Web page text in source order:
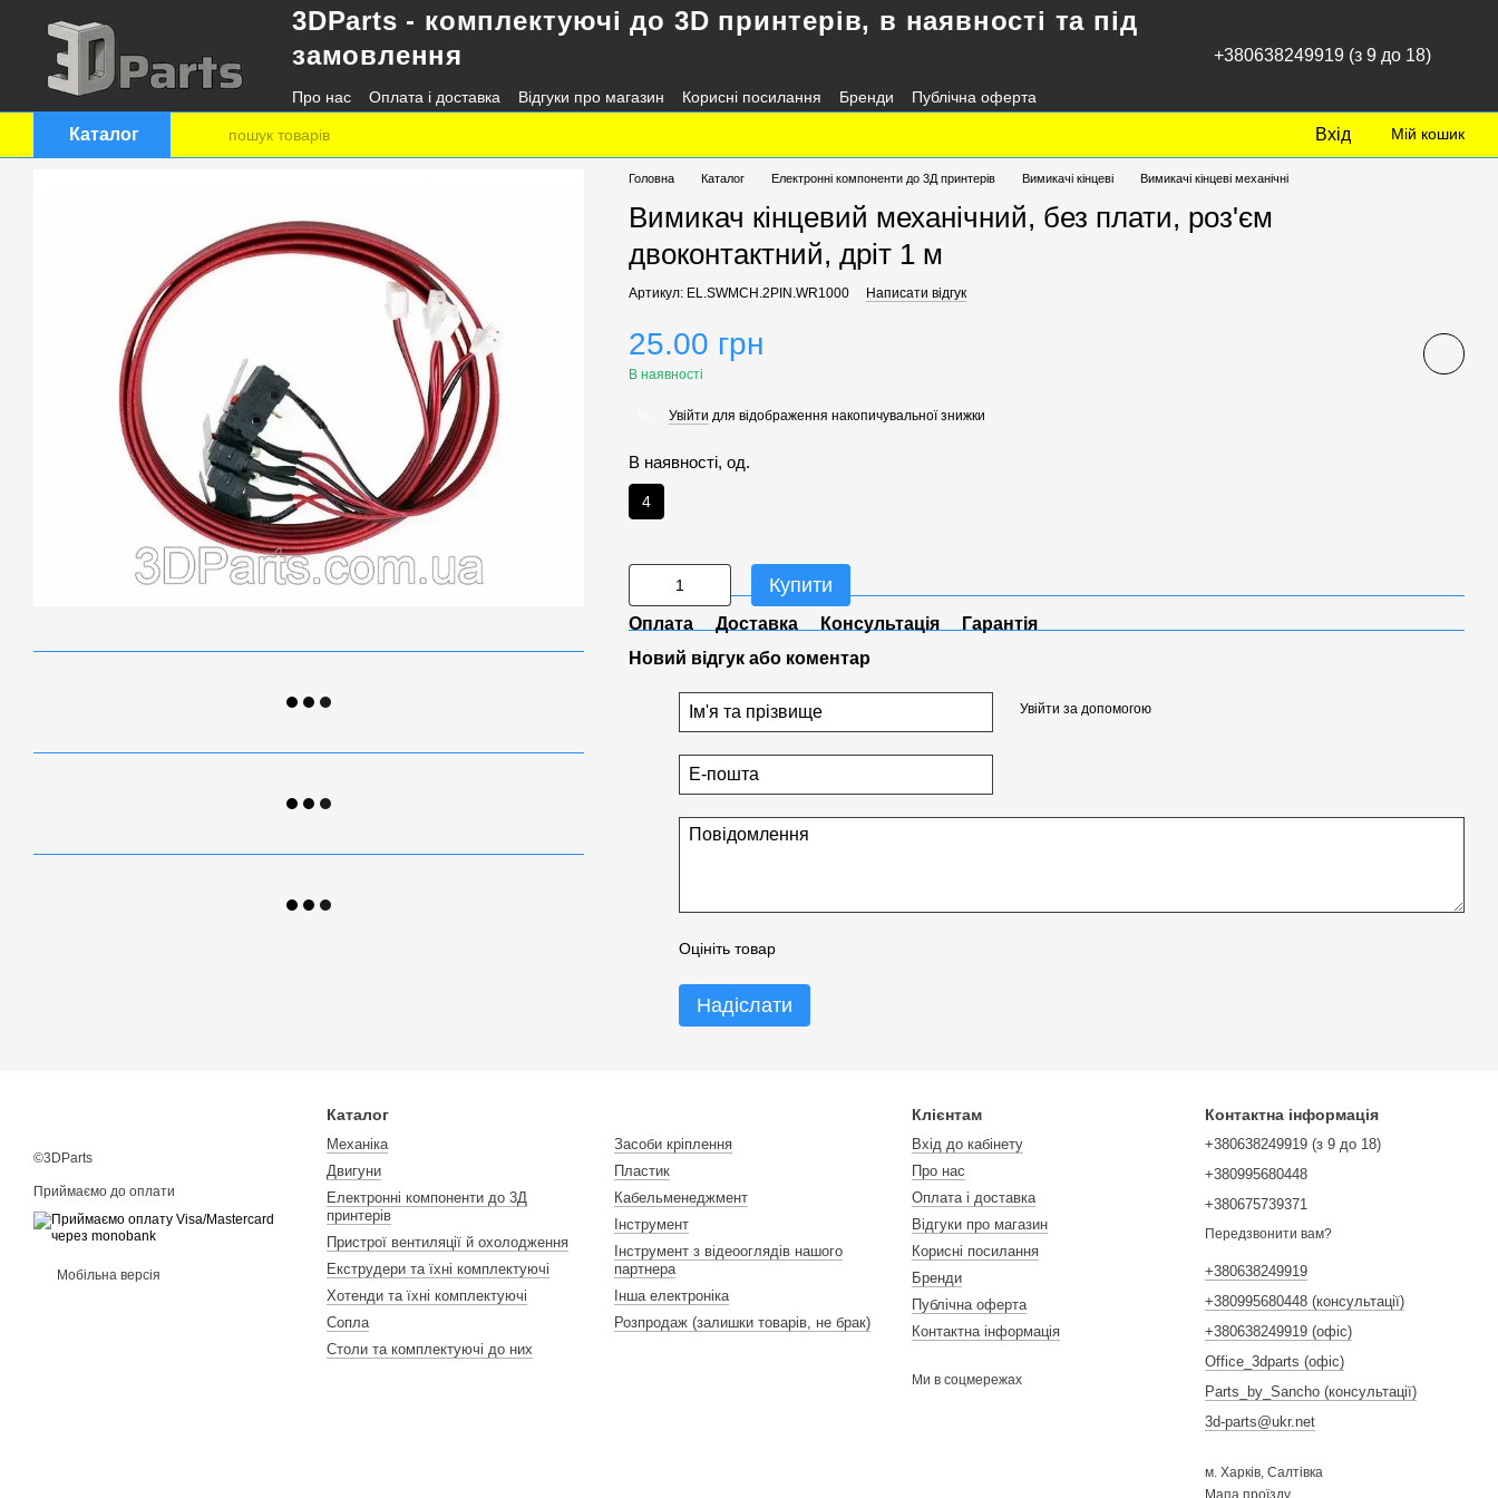
3DParts - комплектуючі до 3D принтерів, в наявності та під
замовлення
Про нас Оплата і доставка Відгуки про магазин Корисні посилання Бренди
Публічна оферта
+380638249919 (з 9 до 18)
Каталог Вхід Мій кошик
Головна Каталог Електронні компоненти до 3Д принтерів Вимикачі кінцеві Вимикачі кінцеві механічні
Вимикач кінцевий механічний, без плати, роз'єм
двоконтактний, дріт 1 м
Артикул: EL.SWMCH.2PIN.WR1000 Написати відгук
25.00 грн
В наявності
Увійти для відображення накопичувальної знижки
В наявності, од.
4
Купити
Оплата Доставка Консультація
Гарантія
Новий відгук або коментар
Увійти за допомогою
Оцініть товар
Надіслати
©3DParts
Приймаємо до оплати
Мобільна версія
Каталог
Механіка
Двигуни
Електронні компоненти до 3Д
принтерів
Пристрої вентиляції й охолодження
Екструдери та їхні комплектуючі
Хотенди та їхні комплектуючі
Сопла
Столи та комплектуючі до них
Засоби кріплення
Пластик
Кабельменеджмент
Інструмент
Інструмент з відеооглядів нашого
партнера
Інша електроніка
Розпродаж (залишки товарів, не брак)
Клієнтам
Вхід до кабінету
Про нас
Оплата і доставка
Відгуки про магазин
Корисні посилання
Бренди
Публічна оферта
Контактна інформація
Ми в соцмережах
Контактна інформація
+380638249919 (з 9 до 18)
+380995680448
+380675739371
Передзвонити вам?
+380638249919
+380995680448 (консультації)
+380638249919 (офіс)
Office_3dparts (офіс)
Parts_by_Sancho (консультації)
3d-parts@ukr.net
м. Харків, Салтівка